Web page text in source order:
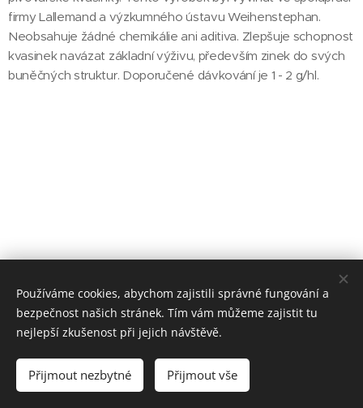
firmy Lallemand a výzkumného ústavu Weihenstephan.
Neobsahuje žádné chemikálie ani aditiva. Zlepšuje schopnost
kvasinek navázat základní výživu, především zinek do svých
buněčných struktur. Doporučené dávkování je 1 - 2 g/hl.
© 2025 BRELEX, s. r. o.
Cookies
Čeština
English
Používáme cookies, abychom zajistili správné fungování a
bezpečnost našich stránek. Tím vám můžeme zajistit tu
nejlepší zkušenost při jejich návštěvě.
Přijmout nezbytné Přijmout vše